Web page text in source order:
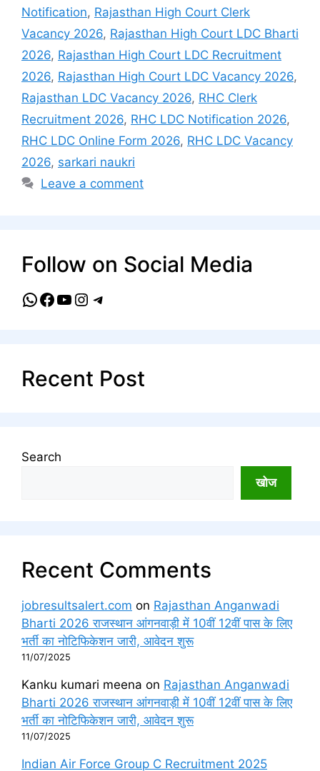
Notification, Rajasthan High Court Clerk
Vacancy 2026, Rajasthan High Court LDC Bharti
2026, Rajasthan High Court LDC Recruitment
2026, Rajasthan High Court LDC Vacancy 2026,
Rajasthan LDC Vacancy 2026, RHC Clerk
Recruitment 2026, RHC LDC Notification 2026,
RHC LDC Online Form 2026, RHC LDC Vacancy
2026, sarkari naukri
Leave a comment
Follow on Social Media
WhatsApp
Facebook
YouTube
Instagram
Telegram
Recent Post
Search
खोज
Recent Comments
jobresultsalert.com on Rajasthan Anganwadi
Bharti 2026 राजस्थान आंगनवाड़ी में 10वीं 12वीं पास के लिए
भर्ती का नोटिफिकेशन जारी, आवेदन शुरू
11/07/2025
Kanku kumari meena on Rajasthan Anganwadi
Bharti 2026 राजस्थान आंगनवाड़ी में 10वीं 12वीं पास के लिए
भर्ती का नोटिफिकेशन जारी, आवेदन शुरू
11/07/2025
Indian Air Force Group C Recruitment 2025